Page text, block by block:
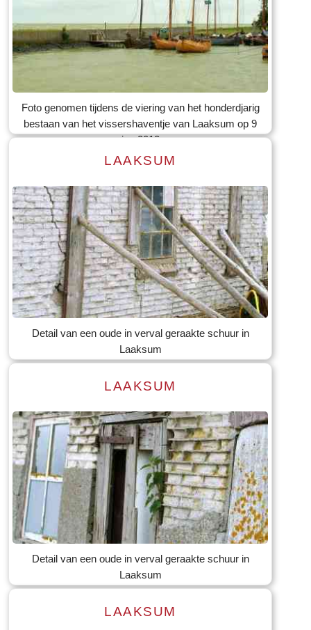
Lees meer
Foto genomen tijdens de viering van het honderdjarig
bestaan van het vissershaventje van Laaksum op 9
jun 2012
Lees meer
Tekst: © Foto: © Bauke Folkertsma
LAAKSUM
Detail van een oude in verval geraakte schuur in
Laaksum
Lees meer
Tekst: © Foto: © Bauke Folkertsma
LAAKSUM
Detail van een oude in verval geraakte schuur in
Laaksum
LAAKSUM